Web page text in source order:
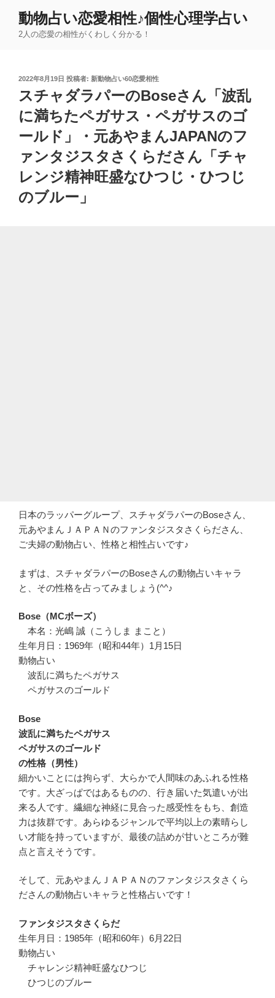
動物占い恋愛相性♪個性心理学占い
2人の恋愛の相性がくわしく分かる！
投
稿
日:
2022年8月19日 投稿者: 新動物占い60恋愛相性
スチャダラパーのBoseさん「波乱
に満ちたペガサス・ペガサスのゴ
ールド」・元あやまんJAPANのフ
ァンタジスタさくらださん「チャ
レンジ精神旺盛なひつじ・ひつじ
のブルー」
日本のラッパーグループ、スチャダラパーのBoseさん、
元あやまんＪＡＰＡＮのファンタジスタさくらださん、
ご夫婦の動物占い、性格と相性占いです♪
まずは、スチャダラパーのBoseさんの動物占いキャラ
と、その性格を占ってみましょう(^^♪
Bose（MCボーズ）
本名：光嶋 誠（こうしま まこと）
生年月日：1969年（昭和44年）1月15日
動物占い
波乱に満ちたペガサス
ペガサスのゴールド
Bose
波乱に満ちたペガサス
ペガサスのゴールド
の性格（男性）
細かいことには拘らず、大らかで人間味のあふれる性格
です。大ざっぱではあるものの、行き届いた気遣いが出
来る人です。繊細な神経に見合った感受性をもち、創造
力は抜群です。あらゆるジャンルで平均以上の素晴らし
い才能を持っていますが、最後の詰めが甘いところが難
点と言えそうです。
そして、元あやまんＪＡＰＡＮのファンタジスタさくら
ださんの動物占いキャラと性格占いです！
ファンタジスタさくらだ
生年月日：1985年（昭和60年）6月22日
動物占い
チャレンジ精神旺盛なひつじ
ひつじのブルー